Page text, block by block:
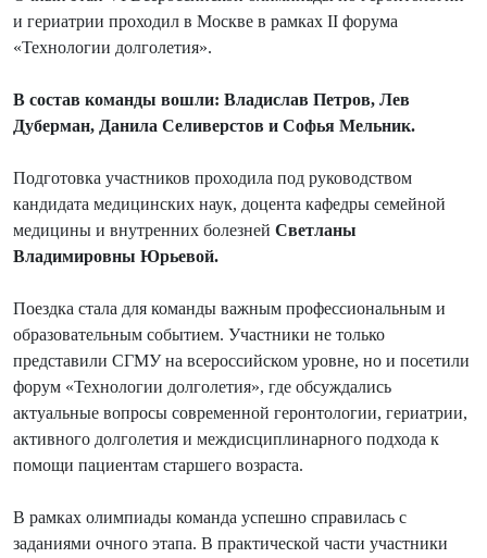
и гериатрии проходил в Москве в рамках II форума
«Технологии долголетия».
В состав команды вошли: Владислав Петров, Лев
Дуберман, Данила Селиверстов и Софья Мельник.
Подготовка участников проходила под руководством
кандидата медицинских наук, доцента кафедры семейной
медицины и внутренних болезней Светланы
Владимировны Юрьевой.
Поездка стала для команды важным профессиональным и
образовательным событием. Участники не только
представили СГМУ на всероссийском уровне, но и посетили
форум «Технологии долголетия», где обсуждались
актуальные вопросы современной геронтологии, гериатрии,
активного долголетия и междисциплинарного подхода к
помощи пациентам старшего возраста.
В рамках олимпиады команда успешно справилась с
заданиями очного этапа. В практической части участники